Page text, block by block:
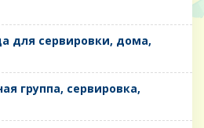
для сервировки, дома,
группа, сервировка,